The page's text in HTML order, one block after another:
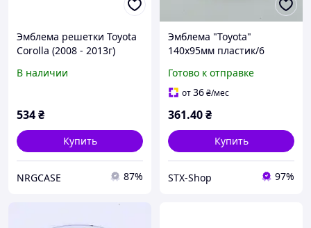
Эмблема решетки Toyota
Corolla (2008 - 2013г)
OEM 75312-02050 75301-
В наличии
534₴
Купить
NRGCASE 87%
Эмблема "Toyota"
140х95мм пластик/6
перед) (Турция)
Готово к отправке
от36₴/мес
361.40₴
Купить
STX-Shop 97%